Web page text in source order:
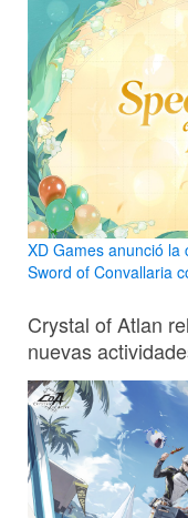
XD Games anunció
Sword of Convallaria
Crystal of Atlan
nuevas